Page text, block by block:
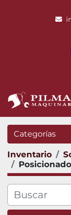
Categorías
Inventario